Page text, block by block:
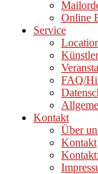
Online
Service
FAQ/
Kontakt
Über
Kontakt